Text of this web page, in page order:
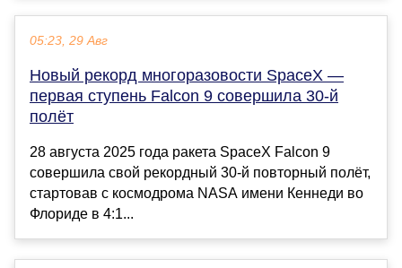
05:23, 29 Авг
Новый рекорд многоразовости SpaceX —
первая ступень Falcon 9 совершила 30-й
полёт
28 августа 2025 года ракета SpaceX Falcon 9
совершила свой рекордный 30-й повторный полёт,
стартовав с космодрома NASA имени Кеннеди во
Флориде в 4:1...